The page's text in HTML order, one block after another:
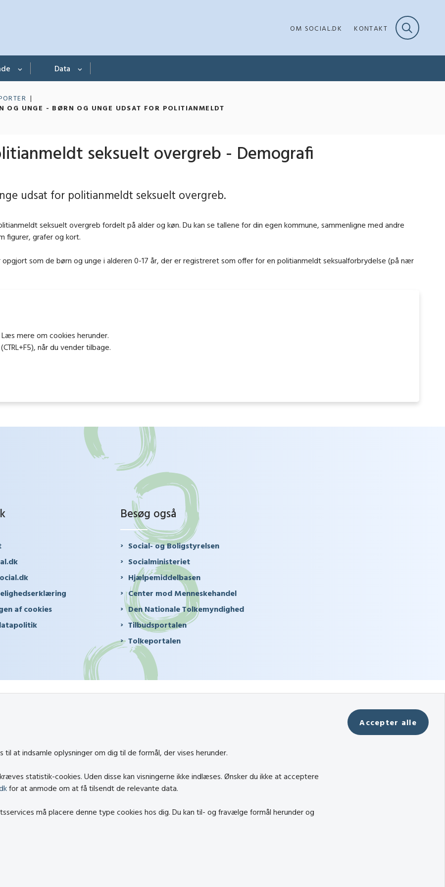
OM SOCIAL.DK KONTAKT
Data
OG UNGE - BØRN OG UNGE UDSAT FOR POLITIANMELDT
seksuelt overgreb - Demografi
udsat for politianmeldt seksuelt overgreb.
seksuelt overgreb fordelt på alder og køn. Du kan se tallene for din egen kommune, sammenligne med andre
figurer, grafer og kort.
som de børn og unge i alderen 0-17 år, der er registreret som offer for en politianmeldt seksualforbrydelse (på nær
mere om cookies herunder.
når du vender tilbage.
af cookies
Besøg også
Social- og Boligstyrelsen
Socialministeriet
Hjælpemiddelbasen
Center mod Menneskehandel
Den Nationale Tolkemyndighed
Tilbudsportalen
Tolkeportalen
at indsamle oplysninger om dig til de formål, der vises herunder.
statistik-cookies. Uden disse kan visningerne ikke indlæses. Ønsker du ikke at acceptere
for at anmode om at få tilsendt de relevante data.
må placere denne type cookies hos dig. Du kan til- og fravælge formål herunder og
Accepter alle